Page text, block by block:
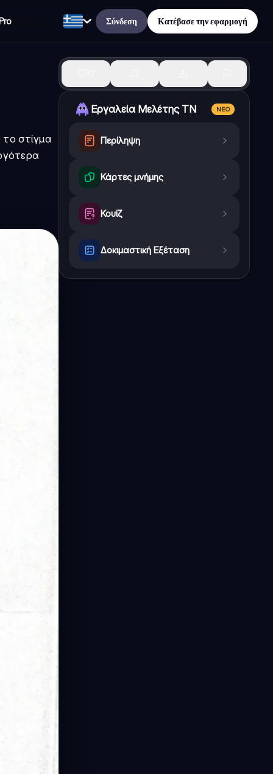
Σύνδεση Κατέβασε την εφαρμογή
στίγμα
Εργαλεία Μελέτης ΤΝ ΝΈΟ
Περίληψη
Κάρτες μνήμης
Κουίζ
Δοκιμαστική Εξέταση